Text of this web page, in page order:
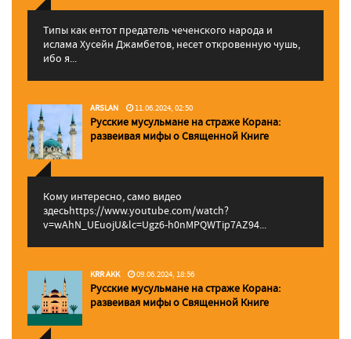
Типы как ентот предатель чеченского народа и
ислама Хусейн Джамбетов, несет откровенную чушь,
ибо я...
ARSLAN 11.06.2024, 02:50
Русские мусульмане на страже Корана:
pазвеивая мифы о Священной Книге
Кому интересно, само видео
здесьhttps://www.youtube.com/watch?
v=wAhN_UEuojU&lc=Ugz6-h0nMPQWTip7AZ94...
KRR AKK 09.06.2024, 18:56
Русские мусульмане на страже Корана:
pазвеивая мифы о Священной Книге